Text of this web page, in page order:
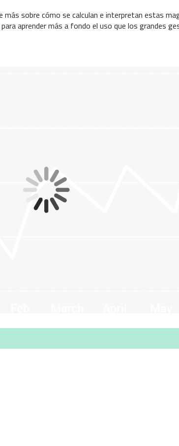
más sobre cómo se calculan e interpretan estas
aprender más a fondo el uso que los grandes